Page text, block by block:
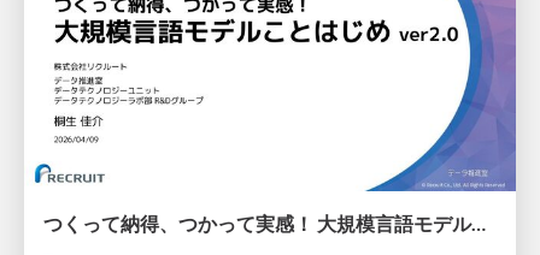
つくって納得、つかって実感！ 大規模言語モデルことはじめ ver2.0